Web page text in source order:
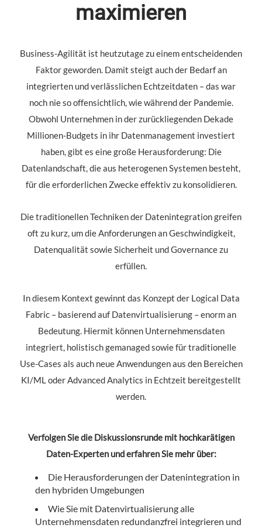
maximieren
Business-Agilität ist heutzutage zu einem entscheidenden
Faktor geworden. Damit steigt auch der Bedarf an
integrierten und verlässlichen Echtzeitdaten – das war
noch nie so offensichtlich, wie während der Pandemie.
Obwohl Unternehmen in der zurückliegenden Dekade
Millionen-Budgets in ihr Datenmanagement investiert
haben, gibt es eine große Herausforderung: Die
Datenlandschaft, die aus heterogenen Systemen besteht,
für die erforderlichen Zwecke effektiv zu konsolidieren.
Die traditionellen Techniken der Datenintegration greifen
oft zu kurz, um die Anforderungen an Geschwindigkeit,
Datenqualität sowie Sicherheit und Governance zu
erfüllen.
In diesem Kontext gewinnt das Konzept der Logical Data
Fabric – basierend auf Datenvirtualisierung – enorm an
Bedeutung. Hiermit können Unternehmensdaten
integriert, holistisch gemanaged sowie für traditionelle
Use-Cases als auch neue Anwendungen aus den Bereichen
KI/ML oder Advanced Analytics in Echtzeit bereitgestellt
werden.
Verfolgen Sie die Diskussionsrunde mit hochkarätigen
Daten-Experten und erfahren Sie mehr über:
Die Herausforderungen der Datenintegration in
den hybriden Umgebungen
Wie Sie mit Datenvirtualisierung alle
Unternehmensdaten redundanzfrei integrieren und